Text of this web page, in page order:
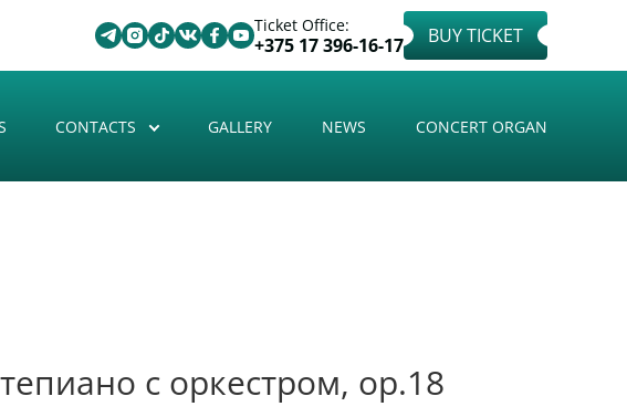
Ticket Office:
+375 17 396-16-17 BUY TICKET
CONTACTS GALLERY NEWS CONCERT ORGAN
с оркестром, ор.18